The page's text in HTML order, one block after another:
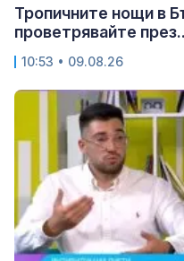
Тропичните нощи в
проветрявайте
10:53 • 09.08.26